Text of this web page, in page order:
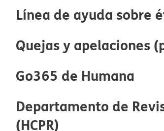
Línea de ayuda sobre
Quejas y apelaciones
Go365 de Humana​​
Departamento de
(HCPR)​​